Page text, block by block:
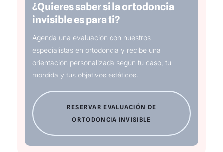
¿Quieres saber si la ortodoncia
invisible es para ti?
Agenda una evaluación con nuestros
especialistas en ortodoncia y recibe una
orientación personalizada según tu caso, tu
mordida y tus objetivos estéticos.
RESERVAR EVALUACIÓN DE
ORTODONCIA INVISIBLE